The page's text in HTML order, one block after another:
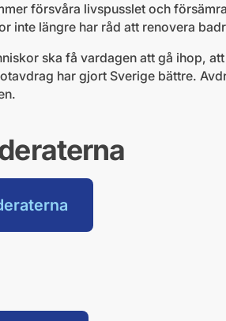
försvåra livspusslet och
inte längre har råd att renovera
ska få vardagen att gå ihop,
har gjort Sverige bättre.